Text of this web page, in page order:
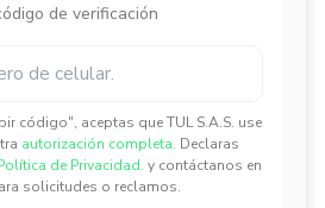
de verificación
código", aceptas que TUL S.A.S. use
autorización completa. Declaras
de Privacidad. y contáctanos en
solicitudes o reclamos.
✕
✕